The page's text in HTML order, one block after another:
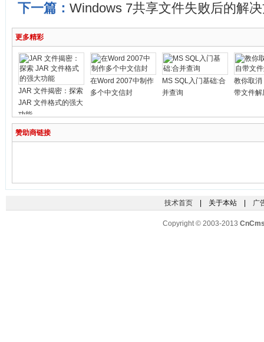
下一篇： Windows 7共享文件失败后的解
更多精彩
JAR 文件揭密：探索
JAR 文件格式的强大
功能
在Word 2007中制作
多个中文信封
MS SQL入门基础:合
并查询
教你取消
带文件解
赞助商链接
技术首页| 关于本站 | 广
Copyright © 2003-2013